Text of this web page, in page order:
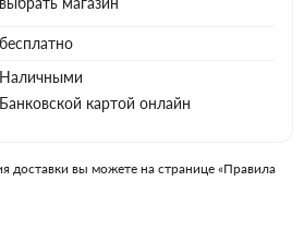
бесплатно
Наличными
Банковской картой онлайн
доставки вы можете на странице «Правила